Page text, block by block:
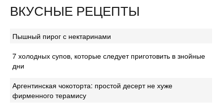
ВКУСНЫЕ РЕЦЕПТЫ
Пышный пирог с нектаринами
7 холодных супов, которые следует приготовить в знойные
дни
Аргентинская чокоторта: простой десерт не хуже
фирменного терамису